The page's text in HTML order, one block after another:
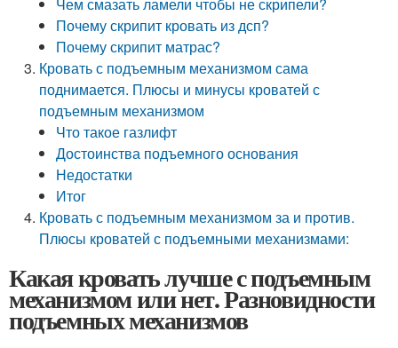
Почему скрипит кровать из дсп?
Почему скрипит матрас?
Кровать с подъемным механизмом сама
поднимается. Плюсы и минусы кроватей с
подъемным механизмом
Что такое газлифт
Достоинства подъемного основания
Недостатки
Итог
Кровать с подъемным механизмом за и против.
Плюсы кроватей с подъемными механизмами:
Какая кровать лучше с подъемным
механизмом или нет. Разновидности
подъемных механизмов